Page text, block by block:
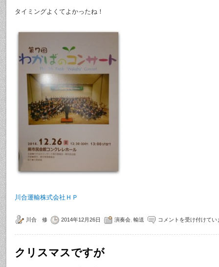
タイミングよくてよかったね！
川合運輸株式会社ＨＰ
川合 修 2014年12月26日 演奏会 輸送 コメントを受け付けてい
クリスマスですが